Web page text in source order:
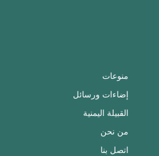
منوعات
إضاءات ورسائل
القبيلة اليمنية
من نحن
اتصل بنا